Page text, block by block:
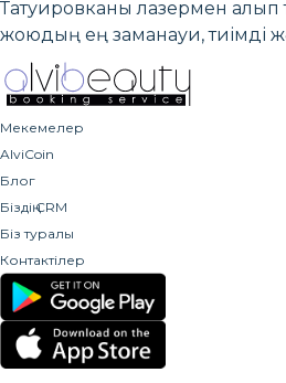
Татуировканы лазермен алып
жоюдың ең заманауи, тиімді
Мекемелер
AlviCoin
Блог
Біздің CRM
Біз туралы
Контактілер